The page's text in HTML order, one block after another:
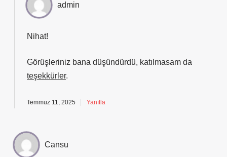
admin
Nihat!
Görüşleriniz bana düşündürdü, katılmasam da
teşekkürler.
Temmuz 11, 2025 Yanıtla
Cansu